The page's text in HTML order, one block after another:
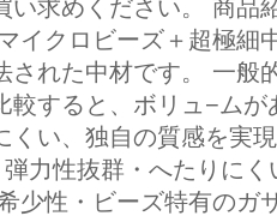
い求めください。 商品
イクロビーズ＋超極細
された中材です。 一般
較すると、ボリュ−ム
くい、独自の質感を実
弾力性抜群・へたりに
少性・ビーズ特有のガ